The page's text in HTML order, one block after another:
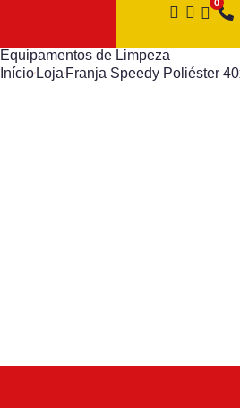
Equipamentos de Limpeza
Início Loja Franja Speedy Poliéster